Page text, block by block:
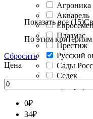
Агроника
Акварель
Плазмас
Престиж
Русский
Сады
Седек
Показать все (15)
По этим
Сбросить
Цена
0₽
34₽